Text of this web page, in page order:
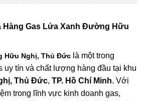
Hàng Gas Lửa Xanh Đường Hữu
Hữu Nghị, Thủ Đức là một trong
uy tín và chất lượng hàng đầu tại khu
Thủ Đức, TP. Hồ Chí Minh. Với
trong lĩnh vực kinh doanh gas,